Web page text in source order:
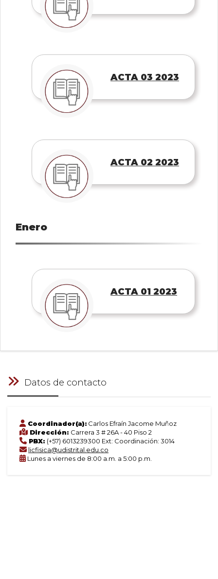
ACTA 03 2023
ACTA 02 2023
Enero
ACTA 01 2023
Datos de contacto
Coordinador(a): Carlos Efraín Jacome Muñoz
Dirección: Carrera 3 # 26A - 40 Piso 2
PBX: (+57) 6013239300 Ext: Coordinación: 3014
licfisica@udistrital.edu.co
Lunes a viernes de 8:00 a.m. a 5:00 p.m.